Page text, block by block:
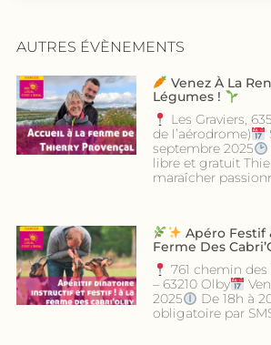
AUTRES ÉVÈNEMENTS
Venez À La
Légumes !
Les Graviers,
de l’aérodrome)
septembre 2025
libre et gratuit
maraîcher
Apéro Festif
Ferme Des
761 chemin des
– 63210 Olby
2025
De 18h à
obligatoire par